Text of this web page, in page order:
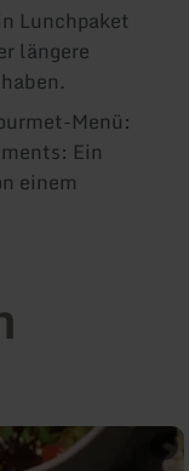
Lunchpaket
längere
Menü:
Ein
einem